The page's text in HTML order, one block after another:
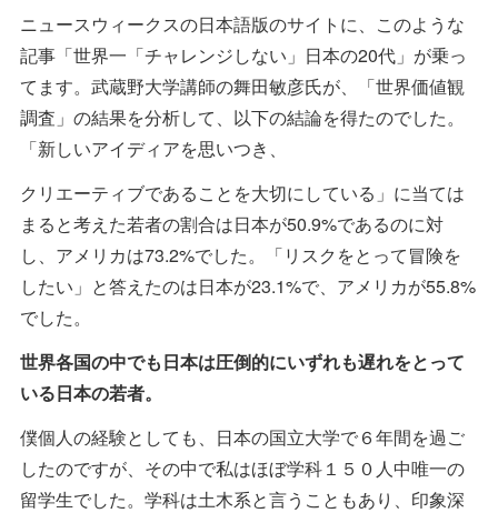
ニュースウィークスの日本語版のサイトに、このような
記事「世界一「チャレンジしない」日本の20代」が乗っ
てます。武蔵野大学講師の舞田敏彦氏が、「世界価値観
調査」の結果を分析して、以下の結論を得たのでした。
「新しいアイディアを思いつき、
クリエーティブであることを大切にしている」に当ては
まると考えた若者の割合は日本が50.9%であるのに対
し、アメリカは73.2%でした。「リスクをとって冒険を
したい」と答えたのは日本が23.1%で、アメリカが55.8%
でした。
世界各国の中でも日本は圧倒的にいずれも遅れをとって
いる日本の若者。
僕個人の経験としても、日本の国立大学で６年間を過ご
したのですが、その中で私はほぼ学科１５０人中唯一の
留学生でした。学科は土木系と言うこともあり、印象深